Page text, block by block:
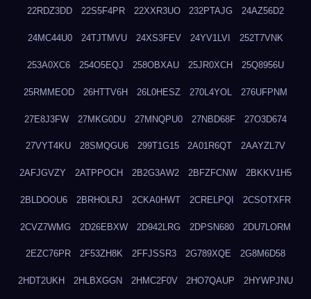
22RDZ3DD 22S5F4PR 22XXR3UO 232PTAJG 24AZ56D2
24MC44U0 24TJTMVU 24XS3FEV 24YV1LVI 252T7VNK
253A0XC6 254O5EQJ 258OBXAU 25JR0XCH 25Q8956U
25RMMEOD 26HTTV6H 26L0HESZ 270L4YOL 276UFPNM
27E8J3FW 27MKG0DU 27MNQPU0 27NBD68F 27O3D674
27VYT4KU 28SMQGU6 299T1G15 2A01R6QT 2AAYZL7V
2AFJGVZY 2ATPPOCH 2B2G3AW2 2BFZFCNW 2BKKV1H5
2BLDOOU6 2BRHOLRJ 2CKA0HWT 2CRELPQI 2CSOTXFR
2CVZ7WMG 2D26EBXW 2D942LRG 2DPSN680 2DU7LORM
2EZC76PR 2F53ZH8K 2FFJSSR3 2G789XQE 2G8M6D58
2HDT2UKH 2HLBXGGN 2HMC2F0V 2HO7QAUP 2HYWPJNU